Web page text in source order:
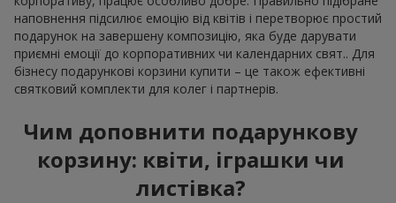
наповнення підсилює емоцію від квітів і перетворює простий
подарунок на завершену композицію, яка буде дарувати
приємні емоції до корпоративних чи календарних свят.. Для
бізнесу подарункові корзини купити – це також ефективні
святковий комплекти для колег і партнерів.
Чим доповнити подарункову
корзину: квіти, іграшки чи
листівка?